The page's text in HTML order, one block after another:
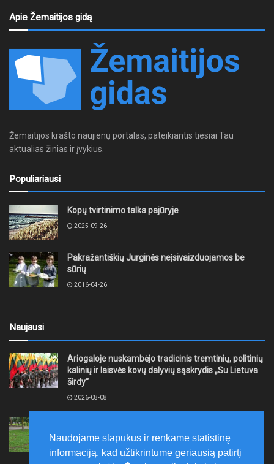
Apie Žemaitijos gidą
Žemaitijos krašto naujienų portalas, pateikiantis tiesiai Tau
aktualias žinias ir įvykius.
Populiariausi
Kopų tvirtinimo talka pajūryje
2025-09-26
Pakražantiškių Jurginės neįsivaizduojamos be
sūrių
2016-04-26
Naujausi
Ariogaloje nuskambėjo tradicinis tremtinių, politinių
kalinių ir laisvės kovų dalyvių sąskrydis „Su Lietuva
širdy“
2026-08-08
laikytis Kelių eismo taisyklių, tausoti aplinką
2026-08-08
Naudojame slapukus ir renkame statistinę
informaciją, kad užtikrintume geriausią patirtį